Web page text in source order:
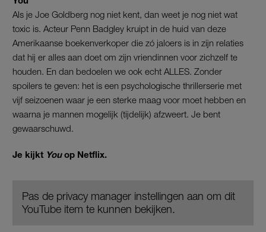
Als je Joe Goldberg nog niet kent, dan weet je nog niet wat
toxic is. Acteur Penn Badgley kruipt in de huid van deze
Amerikaanse boekenverkoper die zó jaloers is in zijn relaties
dat hij er alles aan doet om zijn vriendinnen voor zichzelf te
houden. En dan bedoelen we ook echt ALLES. Zonder
spoilers te geven: het is een psychologische thrillerserie met
vijf seizoenen waar je een sterke maag voor moet hebben en
waarna je mannen mogelijk (tijdelijk) afzweert. Je bent
gewaarschuwd.
Je kijkt Youop Netflix.
Pas de privacy manager instellingen aan om dit
YouTube item te kunnen bekijken.